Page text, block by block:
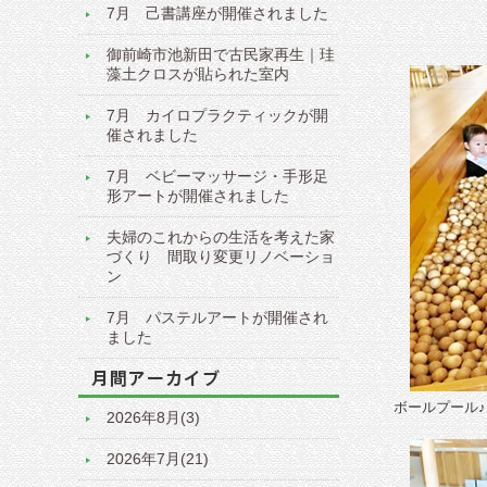
ボールプール♪
7月 己書講座が開催されました
御前崎市池新田で古民家再生｜珪
藻土クロスが貼られた室内
7月 カイロプラクティックが開
催されました
7月 ベビーマッサージ・手形足
形アートが開催されました
夫婦のこれからの生活を考えた家
づくり 間取り変更リノベーショ
ン
7月 パステルアートが開催され
ました
2026年8月(3)
2026年7月(21)